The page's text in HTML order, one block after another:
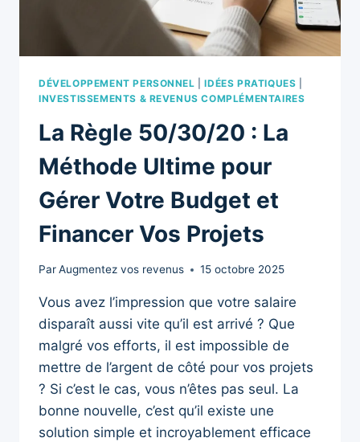
DÉVELOPPEMENT PERSONNEL |IDÉES PRATIQUES
INVESTISSEMENTS & REVENUS COMPLÉMENTAIRES
La Règle 50/30/20 : La
Méthode Ultime pour
Gérer Votre Budget et
Financer Vos Projets
ParAugmentez vos revenus 15 octobre 2025
Vous avez l’impression que votre salaire
disparaît aussi vite qu’il est arrivé ? Que
malgré vos efforts, il est impossible de
mettre de l’argent de côté pour vos projets
? Si c’est le cas, vous n’êtes pas seul. La
bonne nouvelle, c’est qu’il existe une
solution simple et incroyablement efficace